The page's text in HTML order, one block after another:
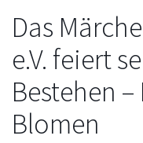
Das
e.V. feiert
Bestehen
Blomen